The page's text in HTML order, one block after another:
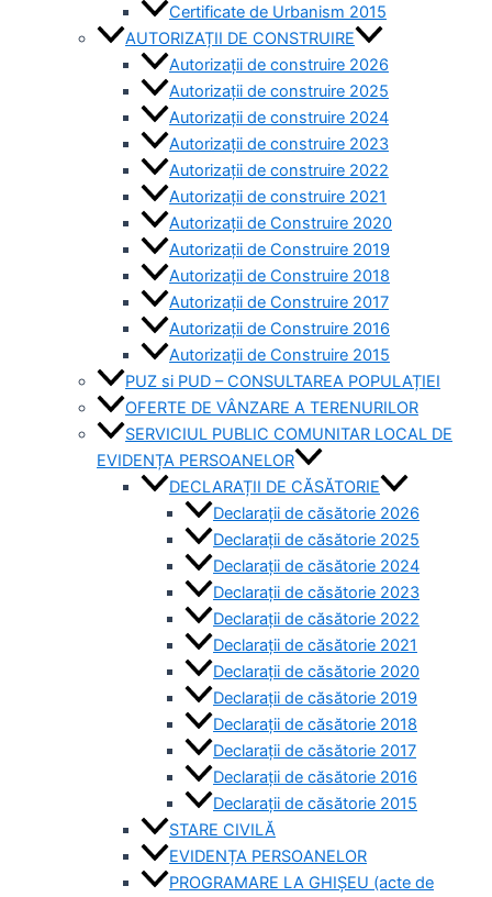
Certificate de Urbanism 2015
AUTORIZAȚII DE CONSTRUIRE
Autorizații de construire 2026
Autorizații de construire 2025
Autorizații de construire 2024
Autorizații de construire 2023
Autorizații de construire 2022
Autorizații de construire 2021
Autorizații de Construire 2020
Autorizații de Construire 2019
Autorizaţii de Construire 2018
Autorizaţii de Construire 2017
Autorizaţii de Construire 2016
Autorizaţii de Construire 2015
PUZ si PUD – CONSULTAREA POPULAȚIEI
OFERTE DE VÂNZARE A TERENURILOR
SERVICIUL PUBLIC COMUNITAR LOCAL DE
EVIDENȚA PERSOANELOR
DECLARAȚII DE CĂSĂTORIE
Declarații de căsătorie 2026
Declarații de căsătorie 2025
Declarații de căsătorie 2024
Declarații de căsătorie 2023
Declarații de căsătorie 2022
Declarații de căsătorie 2021
Declarații de căsătorie 2020
Declarații de căsătorie 2019
Declarații de căsătorie 2018
Declarații de căsătorie 2017
Declarații de căsătorie 2016
Declarații de căsătorie 2015
STARE CIVILĂ
EVIDENȚA PERSOANELOR
PROGRAMARE LA GHIȘEU (acte de